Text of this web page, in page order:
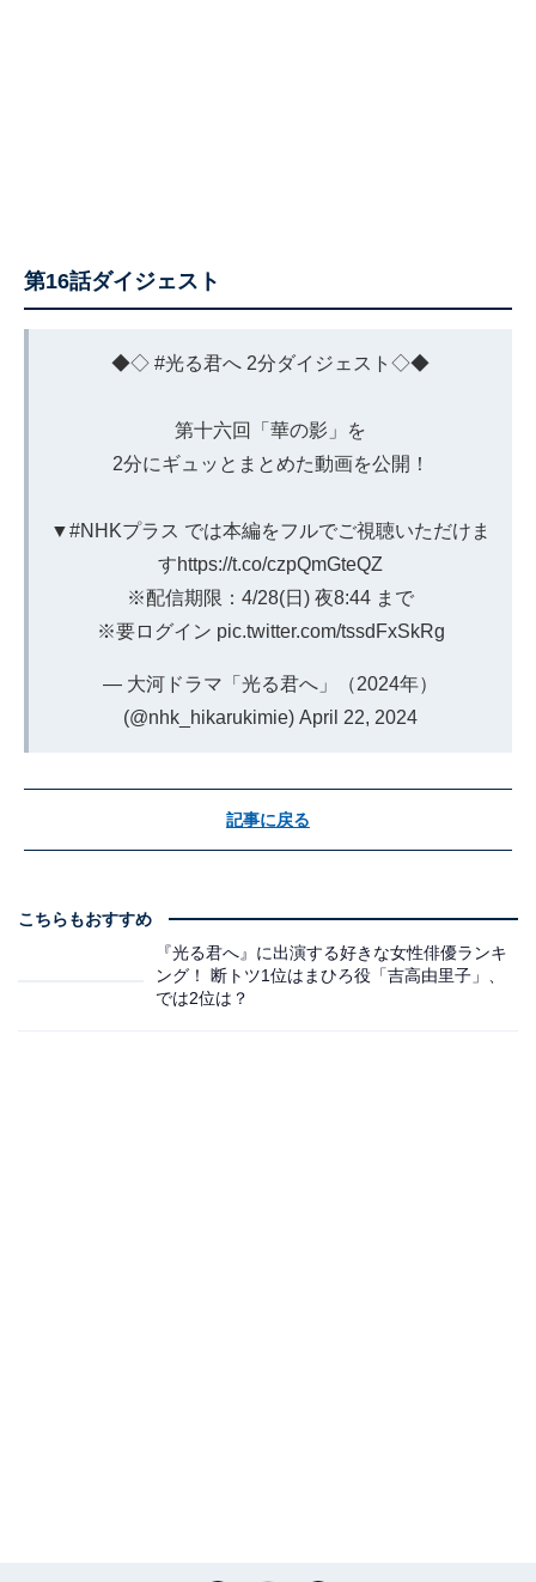
第16話ダイジェスト
◆◇ #光る君へ 2分ダイジェスト◇◆
第十六回「華の影」を
2分にギュッとまとめた動画を公開！
▼#NHKプラス では本編をフルでご視聴いただけま
すhttps://t.co/czpQmGteQZ
※配信期限：4/28(日) 夜8:44 まで
※要ログイン pic.twitter.com/tssdFxSkRg
— 大河ドラマ「光る君へ」（2024年）
(@nhk_hikarukimie) April 22, 2024
記事に戻る
こちらもおすすめ
『光る君へ』に出演する好きな女性俳優ランキ
ング！ 断トツ1位はまひろ役「吉高由里子」、
では2位は？